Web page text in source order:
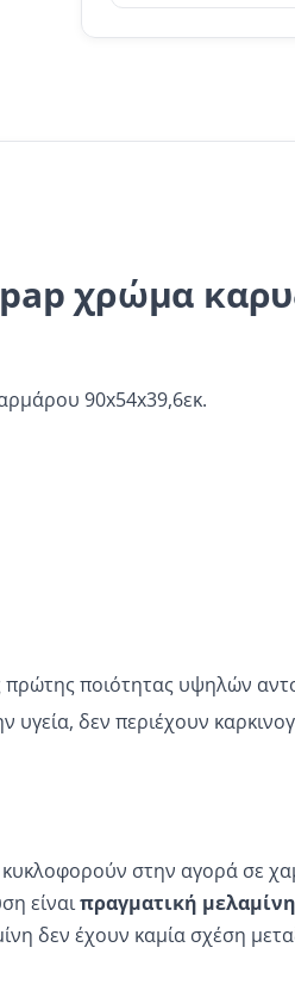
χρώμα
90x54x39,6εκ.
ποιότητας υψηλών
υγεία, δεν περιέχουν
στην αγορά σε
είναιπραγματική μελαμίνη
δεν έχουν καμία σχέση